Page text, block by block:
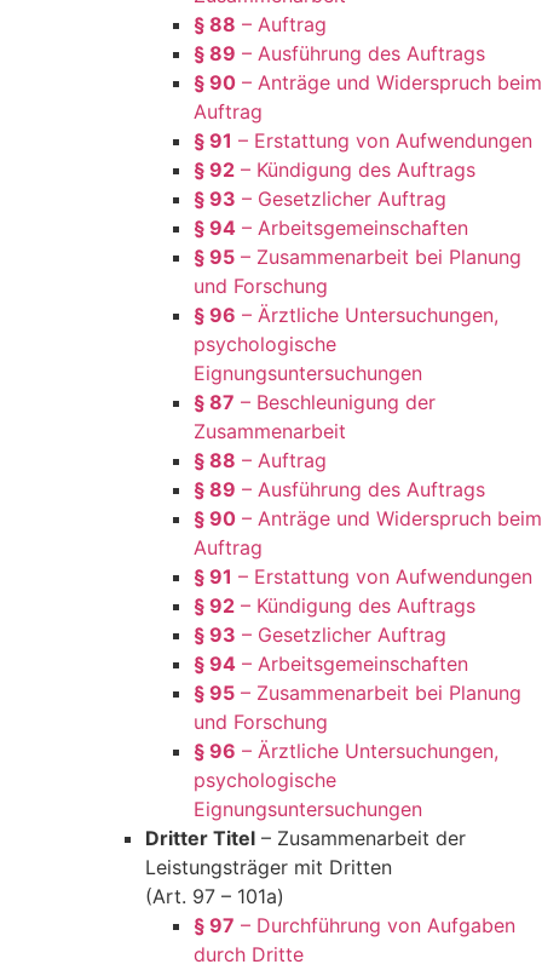
§ 88 – Auftrag
§ 89 – Ausführung des Auftrags
§ 90 – Anträge und Widerspruch beim
Auftrag
§ 91 – Erstattung von Aufwendungen
§ 92 – Kündigung des Auftrags
§ 93 – Gesetzlicher Auftrag
§ 94 – Arbeitsgemeinschaften
§ 95 – Zusammenarbeit bei Planung
und Forschung
§ 96 – Ärztliche Untersuchungen,
psychologische
Eignungsuntersuchungen
§ 87 – Beschleunigung der
Zusammenarbeit
§ 88 – Auftrag
§ 89 – Ausführung des Auftrags
§ 90 – Anträge und Widerspruch beim
Auftrag
§ 91 – Erstattung von Aufwendungen
§ 92 – Kündigung des Auftrags
§ 93 – Gesetzlicher Auftrag
§ 94 – Arbeitsgemeinschaften
§ 95 – Zusammenarbeit bei Planung
und Forschung
§ 96 – Ärztliche Untersuchungen,
psychologische
Eignungsuntersuchungen
Dritter Titel – Zusammenarbeit der
Leistungsträger mit Dritten
(Art. 97 – 101a)
§ 97 – Durchführung von Aufgaben
durch Dritte